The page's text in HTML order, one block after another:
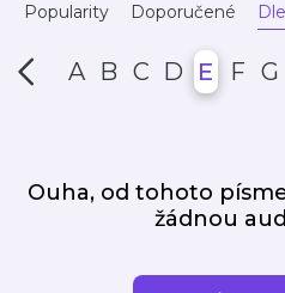
Popularity Doporučené
A B C D E F G
Ouha, od tohoto
žádnou